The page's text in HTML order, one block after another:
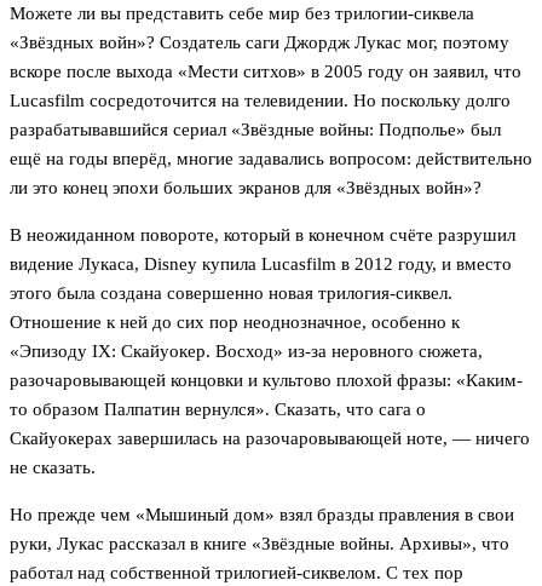
Можете ли вы представить себе мир без трилогии-сиквела
«Звёздных войн»? Создатель саги Джордж Лукас мог, поэтому
вскоре после выхода «Мести ситхов» в 2005 году он заявил, что
Lucasfilm сосредоточится на телевидении. Но поскольку долго
разрабатывавшийся сериал «Звёздные войны: Подполье» был
ещё на годы вперёд, многие задавались вопросом: действительно
ли это конец эпохи больших экранов для «Звёздных войн»?
В неожиданном повороте, который в конечном счёте разрушил
видение Лукаса, Disney купила Lucasfilm в 2012 году, и вместо
этого была создана совершенно новая трилогия-сиквел.
Отношение к ней до сих пор неоднозначное, особенно к
«Эпизоду IX: Скайуокер. Восход» из-за неровного сюжета,
разочаровывающей концовки и культово плохой фразы: «Каким-
то образом Палпатин вернулся». Сказать, что сага о
Скайуокерах завершилась на разочаровывающей ноте, — ничего
не сказать.
Но прежде чем «Мышиный дом» взял бразды правления в свои
руки, Лукас рассказал в книге «Звёздные войны. Архивы», что
работал над собственной трилогией-сиквелом. С тех пор